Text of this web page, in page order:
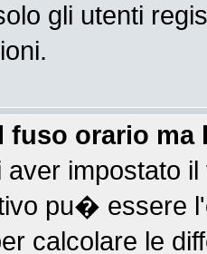
gli utenti
fuso orario
aver impostato
pu� essere
calcolare le